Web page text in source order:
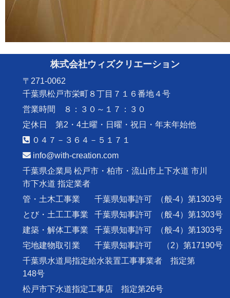
株式会社ウィズクリエーション
〒271-0062
千葉県松戸市栄町８丁目７１６番地４号
営業時間 ８：３０～１７：３０
定休日 第2・4土曜・日曜・祝日・年末年始他
０４７－３６４－５１７１
info@with-creation.com
千葉県企業局 松戸市・柏市・流山市上下水道 市川
市下水道 指定業者
管・土木工事業
千葉県知事許可
（般-4）第1303号
とび・土工工事業
千葉県知事許可
（般-4）第1303号
建築・解体工事業
千葉県知事許可
（般-4）第1303号
宅地建物取引業
千葉県知事許可
（2）第17190号
千葉県水道局指定給水装置工事事業者 指定第
148号
松戸市下水道指定工事店 指定第26号